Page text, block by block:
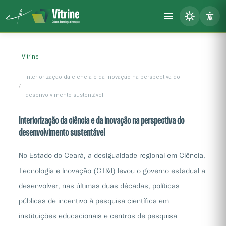
Vitrine
Interiorização da ciência e da inovação na perspectiva do
desenvolvimento sustentável
Interiorização da ciência e da inovação na perspectiva do
desenvolvimento sustentável
No Estado do Ceará, a desigualdade regional em Ciência,
Tecnologia e Inovação (CT&I) levou o governo estadual a
desenvolver, nas últimas duas décadas, políticas
públicas de incentivo à pesquisa científica em
instituições educacionais e centros de pesquisa